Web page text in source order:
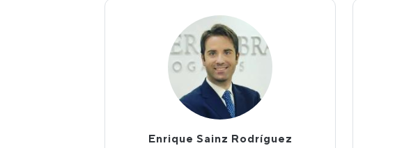
Enrique Sainz Rodríguez